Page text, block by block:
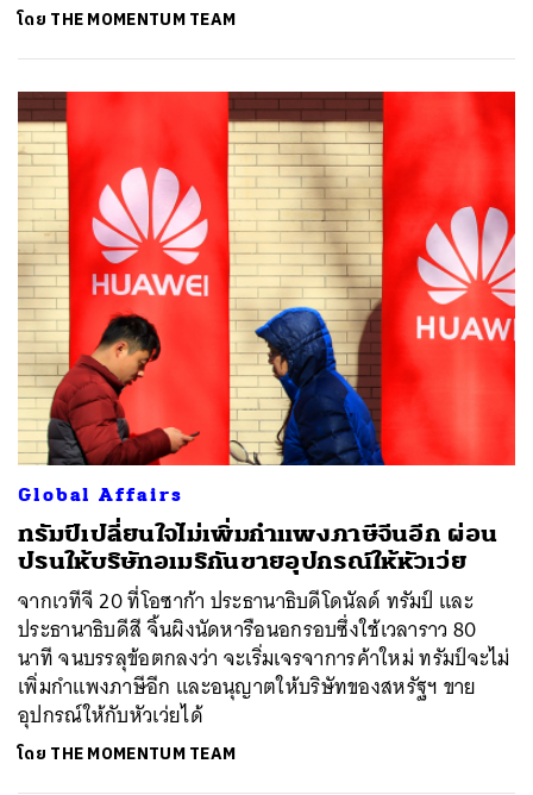
โดย THE MOMENTUM TEAM
Global Affairs
ทรัมป์เปลี่ยนใจไม่เพิ่มกำแพงภาษีจีนอีก ผ่อน
ปรนให้บริษัทอเมริกันขายอุปกรณ์ให้หัวเว่ย
จากเวทีจี 20 ที่โอซาก้า ประธานาธิบดีโดนัลด์ ทรัมป์ และ
ประธานาธิบดีสี จิ้นผิงนัดหารือนอกรอบซึ่งใช้เวลาราว 80
นาที จนบรรลุข้อตกลงว่า จะเริ่มเจรจาการค้าใหม่ ทรัมป์จะไม่
เพิ่มกำแพงภาษีอีก และอนุญาตให้บริษัทของสหรัฐฯ ขาย
อุปกรณ์ให้กับหัวเว่ยได้
โดย THE MOMENTUM TEAM